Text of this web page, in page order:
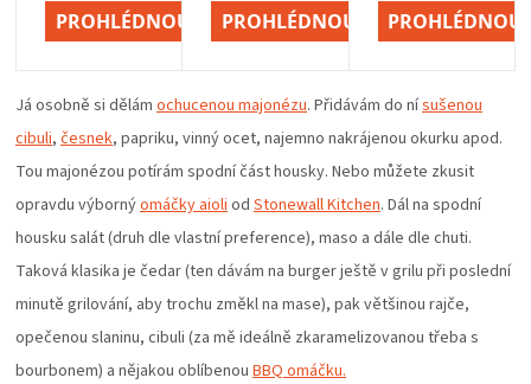
Já osobně si dělám ochucenou majonézu. Přidávám do nísušenou
cibuli, česnek, papriku, vinný ocet, najemno nakrájenou okurku apod.
Tou majonézou potírám spodní část housky. Nebo můžete zkusit
opravdu výbornýomáčky aioli od Stonewall Kitchen. Dál na spodní
housku salát (druh dle vlastní preference), maso a dále dle chuti.
Taková klasika je čedar (ten dávám na burger ještě v grilu při poslední
minutě grilování, aby trochu změkl na mase), pak většinou rajče,
opečenou slaninu, cibuli (za mě ideálně zkaramelizovanou třeba s
bourbonem) a nějakou oblíbenou BBQ omáčku.